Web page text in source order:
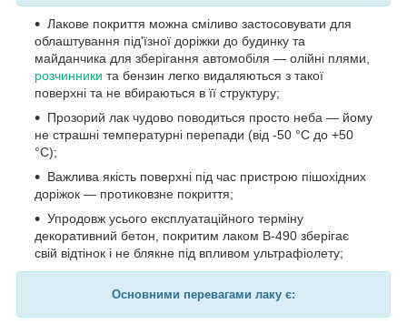
Лакове покриття можна сміливо застосовувати для
облаштування під'їзної доріжки до будинку та
майданчика для зберігання автомобіля — олійні плями,
розчинники та бензин легко видаляються з такої
поверхні та не вбираються в її структуру;
Прозорий лак чудово поводиться просто неба — йому
не страшні температурні перепади (від -50 °C до +50
°C);
Важлива якість поверхні під час пристрою пішохідних
доріжок — протиковзне покриття;
Упродовж усього експлуатаційного терміну
декоративний бетон, покритим лаком В-490 зберігає
свій відтінок і не блякне під впливом ультрафіолету;
Основними перевагами лаку є: